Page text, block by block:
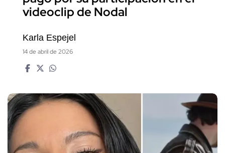
videoclip de Nodal
Karla Espejel
14 de abril de 2026